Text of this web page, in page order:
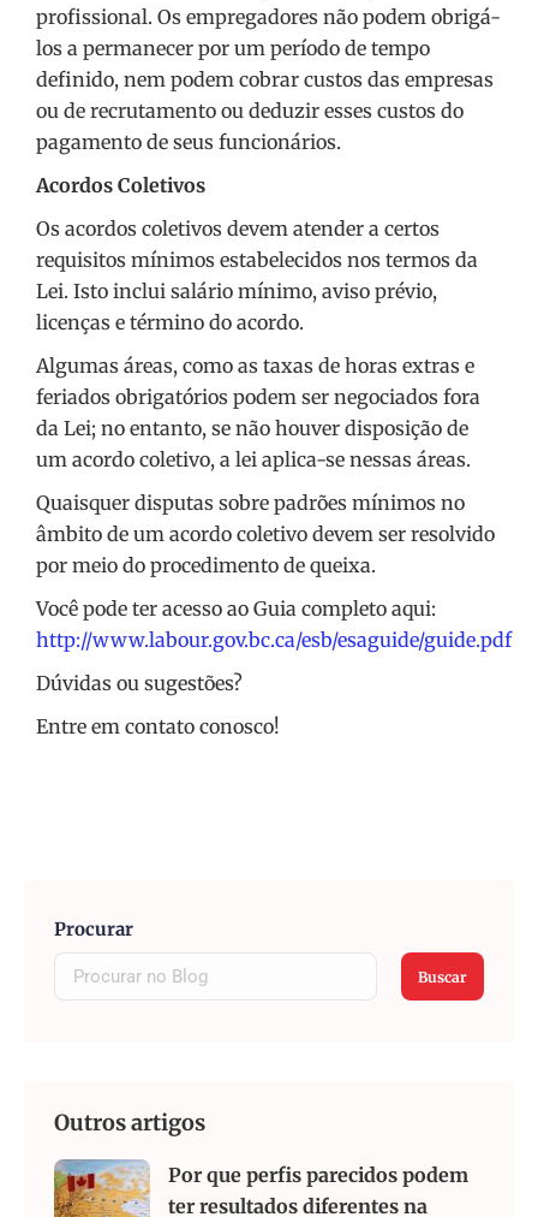
profissional. Os empregadores não podem obrigá-
los a permanecer por um período de tempo
definido, nem podem cobrar custos das empresas
ou de recrutamento ou deduzir esses custos do
pagamento de seus funcionários.
Acordos Coletivos
Os acordos coletivos devem atender a certos
requisitos mínimos estabelecidos nos termos da
Lei. Isto inclui salário mínimo, aviso prévio,
licenças e término do acordo.
Algumas áreas, como as taxas de horas extras e
feriados obrigatórios podem ser negociados fora
da Lei; no entanto, se não houver disposição de
um acordo coletivo, a lei aplica-se nessas áreas.
Quaisquer disputas sobre padrões mínimos no
âmbito de um acordo coletivo devem ser resolvido
por meio do procedimento de queixa.
Você pode ter acesso ao Guia completo aqui:
http://www.labour.gov.bc.ca/esb/esaguide/guide.pdf
Dúvidas ou sugestões?
Entre em contato conosco!
Procurar
Buscar
Outros artigos
Por que perfis parecidos podem
ter resultados diferentes na